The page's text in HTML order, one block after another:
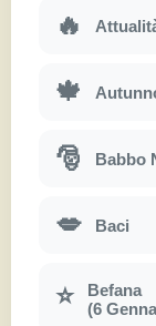
🔥
🍁
🎅 Babbo
💋 Baci
⭐
Befana
(6